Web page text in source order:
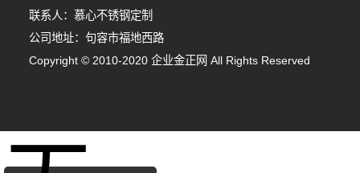
联系人：慕心不锈钢定制
公司地址：句容市福地西路
Copyright © 2010-2020 企业金正网 All Rights Reserved